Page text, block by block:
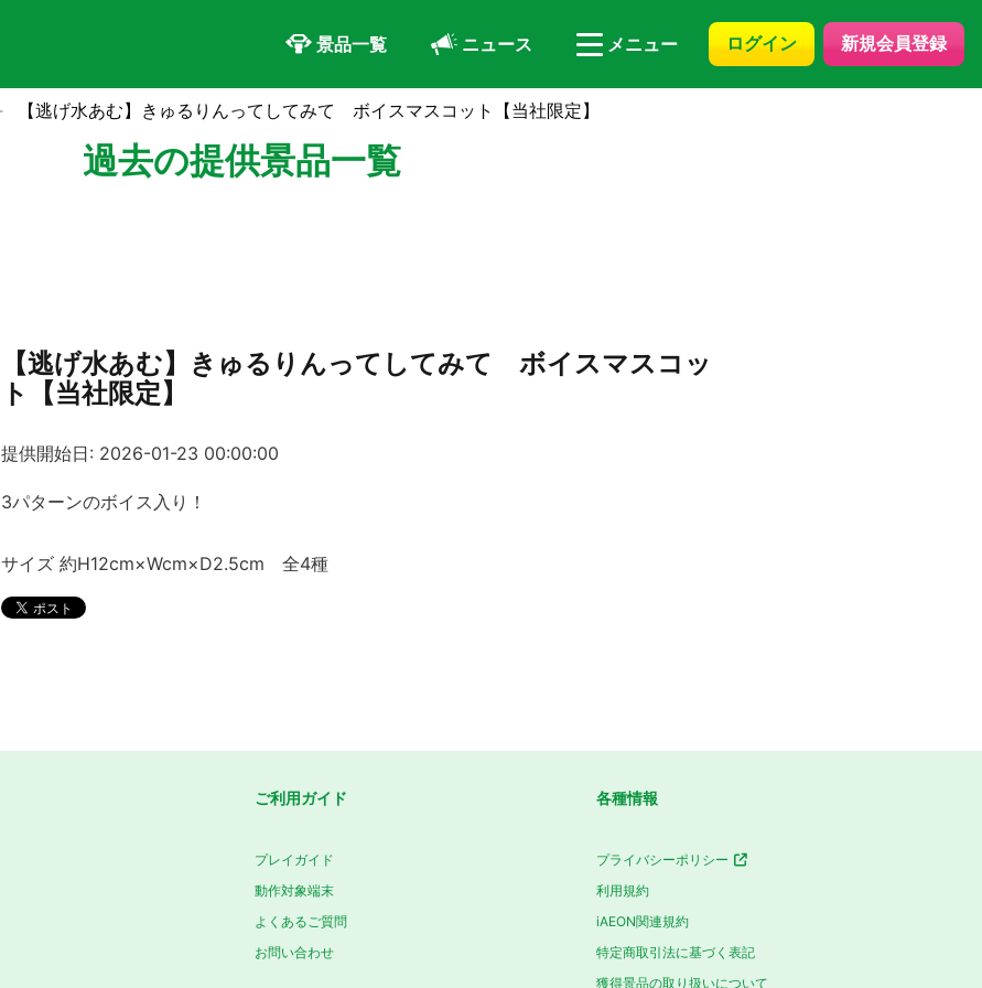
景品一覧 ニュース メニュー ログイン 新規会員登録
【逃げ水あむ】きゅるりんってしてみて ボイスマスコット【当社限定】
過去の提供景品一覧
【逃げ水あむ】きゅるりんってしてみて ボイスマスコッ
ト【当社限定】
提供開始日: 2026-01-23 00:00:00
3パターンのボイス入り！
サイズ 約H12cm×Wcm×D2.5cm 全4種
ご利用ガイド
プレイガイド
動作対象端末
よくあるご質問
お問い合わせ
各種情報
プライバシーポリシー
利用規約
iAEON関連規約
特定商取引法に基づく表記
獲得景品の取り扱いについて